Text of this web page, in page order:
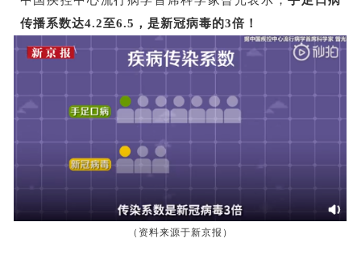
传播系数达4.2至6.5，是新冠病毒的3倍！
（资料来源于新京报）